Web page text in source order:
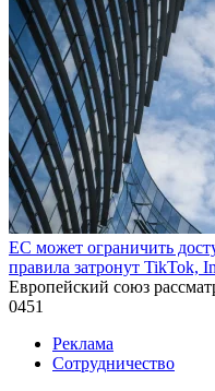
ЕС может ограничить
правила затронут TikTok,
Европейский союз
0451
Реклама
Сотрудничество